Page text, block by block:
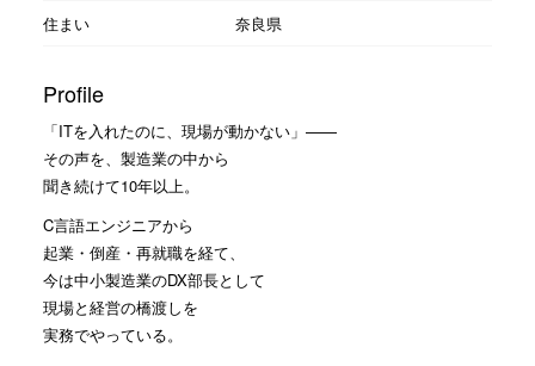
住まい
奈良県
Profile
「ITを入れたのに、現場が動かない」——
その声を、製造業の中から
聞き続けて10年以上。
C言語エンジニアから
起業・倒産・再就職を経て、
今は中小製造業のDX部長として
現場と経営の橋渡しを
実務でやっている。